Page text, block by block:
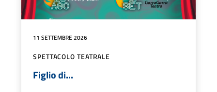
11 SETTEMBRE 2026
SPETTACOLO TEATRALE
Figlio di...